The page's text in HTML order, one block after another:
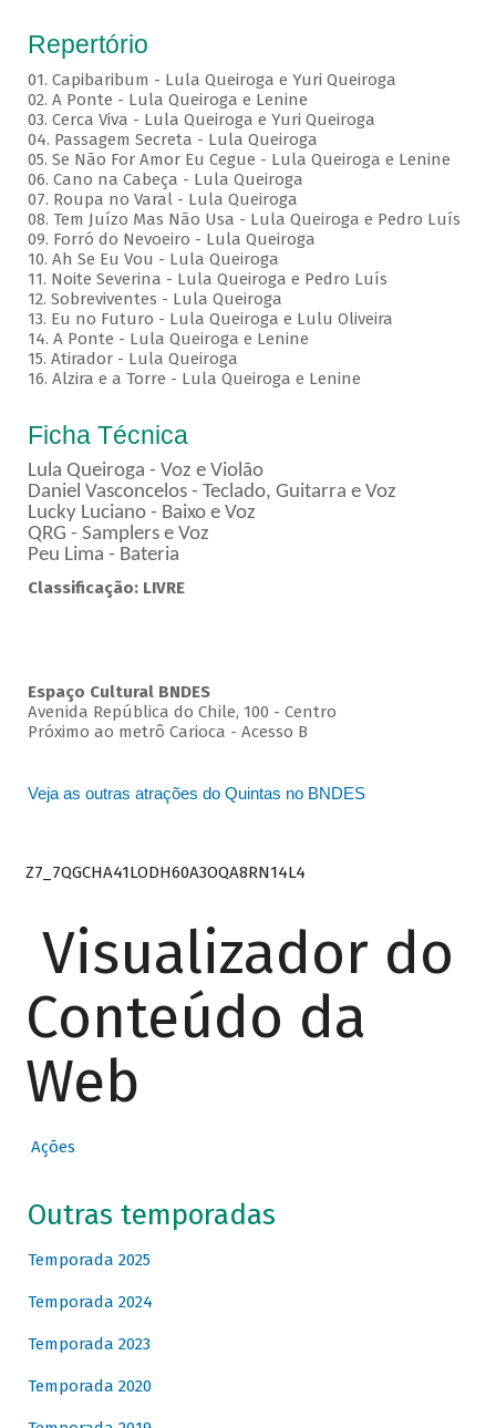
Repertório
01. Capibaribum - Lula Queiroga e Yuri Queiroga
02. A Ponte - Lula Queiroga e Lenine
03. Cerca Viva - Lula Queiroga e Yuri Queiroga
04. Passagem Secreta - Lula Queiroga
05. Se Não For Amor Eu Cegue - Lula Queiroga e Lenine
06. Cano na Cabeça - Lula Queiroga
07. Roupa no Varal - Lula Queiroga
08. Tem Juízo Mas Não Usa - Lula Queiroga e Pedro Luís
09. Forró do Nevoeiro - Lula Queiroga
10. Ah Se Eu Vou - Lula Queiroga
11. Noite Severina - Lula Queiroga e Pedro Luís
12. Sobreviventes - Lula Queiroga
13. Eu no Futuro - Lula Queiroga e Lulu Oliveira
14. A Ponte - Lula Queiroga e Lenine
15. Atirador - Lula Queiroga
16. Alzira e a Torre - Lula Queiroga e Lenine
Ficha Técnica
Lula Queiroga - Voz e Violão
Daniel Vasconcelos - Teclado, Guitarra e Voz
Lucky Luciano - Baixo e Voz
QRG - Samplers e Voz
Peu Lima - Bateria
Classificação: LIVRE
Espaço Cultural BNDES
Avenida República do Chile, 100 - Centro
Próximo ao metrô Carioca - Acesso B
Veja as outras atrações do Quintas no BNDES
Z7_7QGCHA41LODH60A3OQA8RN14L4
Visualizador do
Conteúdo da
Web
Ações
Outras temporadas
Temporada 2025
Temporada 2024
Temporada 2023
Temporada 2020